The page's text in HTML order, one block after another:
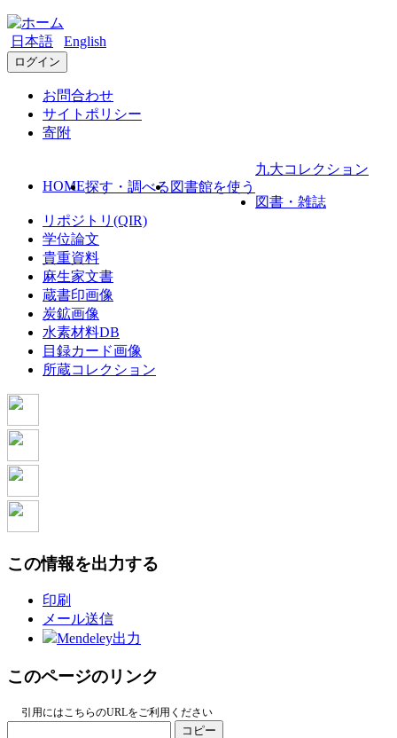
日本語 English
ログイン
お問合わせ
サイトポリシー
寄附
HOME探す・調べる 図書館を使う
九大コレクション
図書・雑誌
リポジトリ(QIR)
学位論文
貴重資料
麻生家文書
蔵書印画像
炭鉱画像
水素材料DB
目録カード画像
所蔵コレクション
この情報を出力する
印刷
メール送信
Mendeley出力
このページのリンク
引用にはこちらのURLをご利用ください
コピー